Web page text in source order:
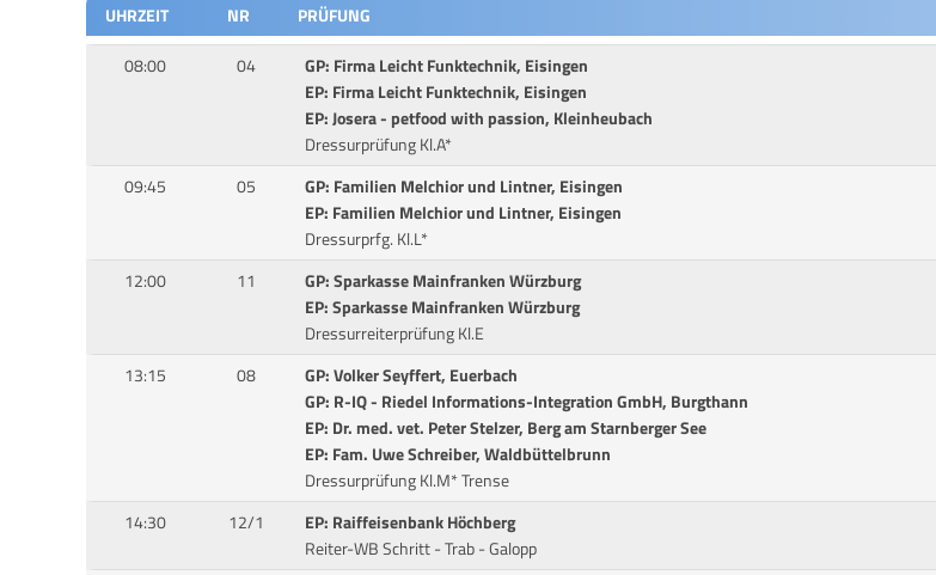
UHRZEIT NR PRÜFUNG
08:00
04
GP: Firma Leicht Funktechnik, Eisingen
EP: Firma Leicht Funktechnik, Eisingen
EP: Josera - petfood with passion, Kleinheubach
Dressurprüfung Kl.A*
09:45 05
GP: Familien Melchior und Lintner, Eisingen
EP: Familien Melchior und Lintner, Eisingen
Dressurprfg. Kl.L*
12:00 11
GP: Sparkasse Mainfranken Würzburg
EP: Sparkasse Mainfranken Würzburg
Dressurreiterprüfung Kl.E
13:15 08
GP: Volker Seyffert, Euerbach
GP: R-IQ - Riedel Informations-Integration GmbH, Burgthann
EP: Dr. med. vet. Peter Stelzer, Berg am Starnberger See
EP: Fam. Uwe Schreiber, Waldbüttelbrunn
Dressurprüfung Kl.M* Trense
14:30 12/1
EP: Raiffeisenbank Höchberg
Reiter-WB Schritt - Trab - Galopp